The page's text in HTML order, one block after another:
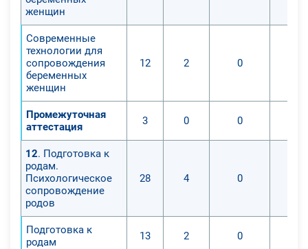
женщин
Современные
технологии для
сопровождения
беременных
женщин
12 2 0
Промежуточная
аттестация
3 0 0
12. Подготовка к
родам.
Психологическое
сопровождение
родов
28 4 0
Подготовка к
родам
13 2 0